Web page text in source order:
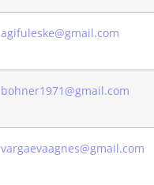
agifuleske@gmail.com
bohner1971@gmail.com
vargaevaagnes@gmail.com